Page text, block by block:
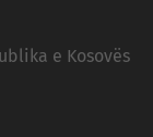
e Kosovës